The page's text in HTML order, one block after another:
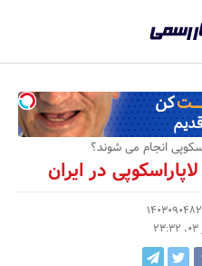
رسمی
-
اخبار
تایید
شده
شرکت‌ها،
سازمان‌ها
صفحه نخست اقتصادی
تجارت و بازار
کارآفرینی و استارتاپ
نفت، انرژی و صنایع
صفحه نخست اجتماعی
علم و آموزش
بهداشت و درمان
شهر و جامعه
صفحه نخست فرهنگی
رسانه‌ها
نشریات و کتاب
سینما و تئاتر
صفحه نخست ورزش
تازه‌های ورزش
مکان‌های ورزشی
تجهیزات ورزشی
صفحه نخست سبک زندگی
سلامت و زیبایی
روانشناسی و موفقیت
مد و لباس
صفحه نخست رویداد
حراج و تخفیف
جشنواره، نمایشگاه و
مسابقه و فراخوان
انجام می شوند؟
در ایران